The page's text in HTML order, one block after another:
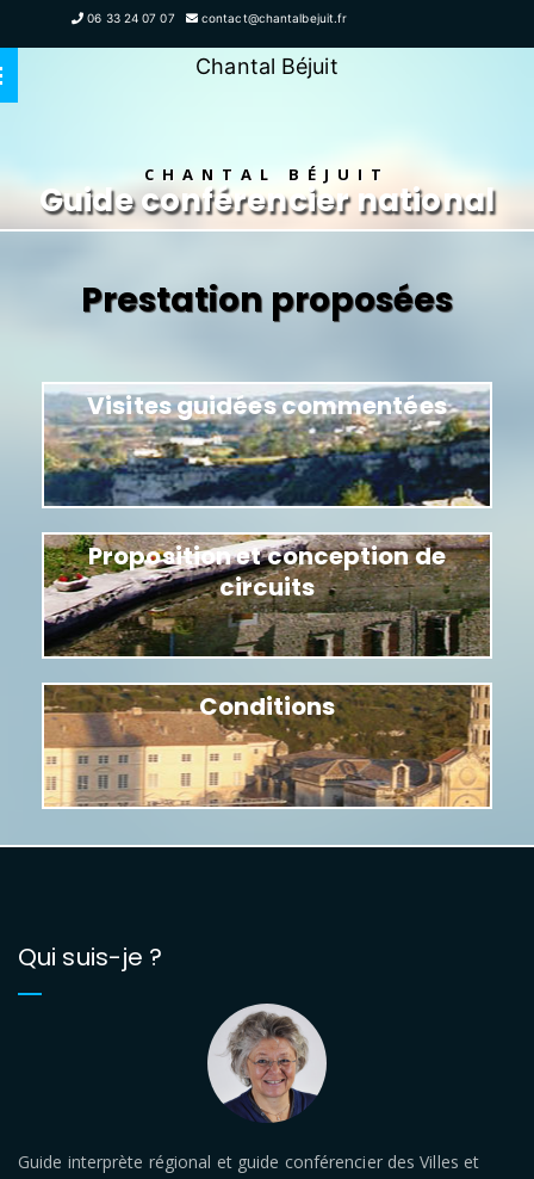
06 33 24 07 07 contact@chantalbejuit.fr
Chantal Béjuit
CHANTAL BÉJUIT
Guide conférencier national
Prestation proposées
Visites guidées commentées
Proposition et conception de
circuits
Conditions
Qui suis-je ?
Guide interprète régional et guide conférencier des Villes et